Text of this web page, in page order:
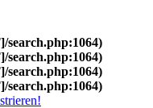
search.php:1064)
search.php:1064)
search.php:1064)
search.php:1064)